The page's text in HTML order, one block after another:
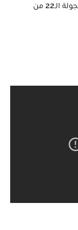
أرضية استاد الأمير عبد الله الفيصل ضمن الجولة الـ22 من